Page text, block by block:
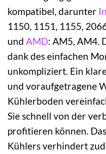
kompatibel, darunter
1150, 1151, 1155,
und AMD: AM5, AM4.
dank des einfachen
unkompliziert. Ein
und voraufgetragene
Kühlerboden
Sie schnell von der
profitieren können.
Kühlers verhindert